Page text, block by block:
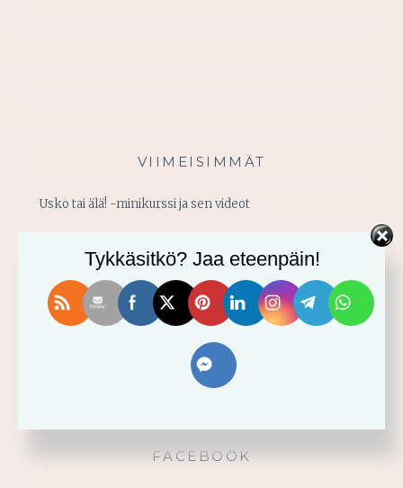
VIIMEISIMMÄT
Usko tai älä! -minikurssi ja sen videot
Älä yritä omin voimin
Käytä saamaasi voimaa!
FACEBOOK
Tykkäsitkö? Jaa eteenpäin!